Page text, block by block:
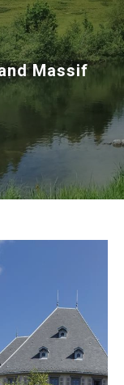
Massif